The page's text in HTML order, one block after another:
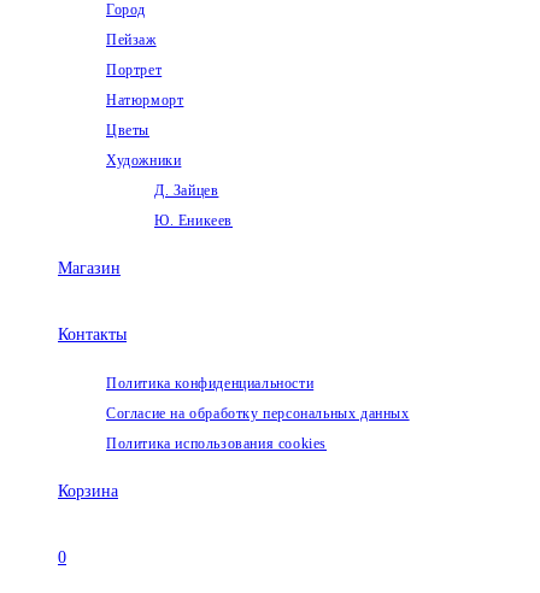
Город
Пейзаж
Портрет
Натюрморт
Цветы
Художники
Д. Зайцев
Ю. Еникеев
Магазин
Контакты
Политика конфиденциальности
Согласие на обработку персональных данных
Политика использования cookies
Корзина
0